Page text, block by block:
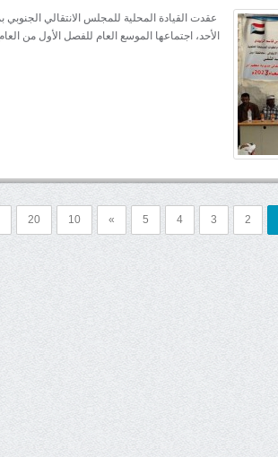
عقدت القيادة المحلية للمجلس الانتقالي
الأحد، اجتماعها الموسع العام للفصل الأول من العام الجاري
2
3
4
5
»
10
20